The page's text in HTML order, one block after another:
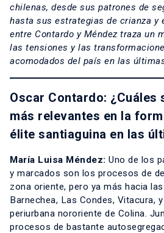
chilenas, desde sus patrones de
hasta sus estrategias de crianza y
entre Contardo y Méndez traza un
las tensiones y las
acomodados del país en las
Oscar Contardo: ¿Cuáles
más relevantes en la
élite santiaguina en las
María Luisa Méndez: Uno de los
y marcados son los procesos de
zona oriente, pero ya más hacia
Barnechea, Las Condes, Vitacura,
periurbana nororiente de Colina.
procesos de bastante